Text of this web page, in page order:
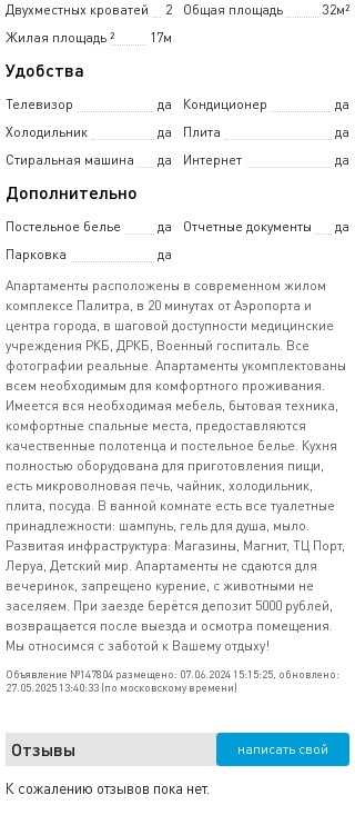
Двухместных кроватей
2 Общая площадь
32м²
Жилая площадь
17м
²
Удобства
Телевизор да Кондиционер
да
Холодильник
да Плита
да
Стиральная машина
да Интернет да
Дополнительно
Постельное белье да Отчетные документы
да
Парковка
да
Апартаменты расположены в современном жилом
комплексе Палитра, в 20 минутах от Аэропорта и
центра города, в шаговой доступности медицинские
учреждения РКБ, ДРКБ, Военный госпиталь. Все
фотографии реальные. Апартаменты укомплектованы
всем необходимым для комфортного проживания.
Имеется вся необходимая мебель, бытовая техника,
комфортные спальные места, предоставляются
качественные полотенца и постельное белье. Кухня
полностью оборудована для приготовления пищи,
есть микроволновая печь, чайник, холодильник,
плита, посуда. В ванной комнате есть все туалетные
принадлежности: шампунь, гель для душа, мыло.
Развитая инфраструктура: Магазины, Магнит, ТЦ Порт,
Леруа, Детский мир. Апартаменты не сдаются для
вечеринок, запрещено курение, с животными не
заселяем. При заезде берётся депозит 5000 рублей,
возвращается после выезда и осмотра помещения.
Мы относимся с заботой к Вашему отдыху!
Объявление №147804 размещено: 07.06.2024 15:15:25, обновлено:
27.05.2025 13:40:33 (по московскому времени)
Отзывы написать свой
К сожалению отзывов пока нет.